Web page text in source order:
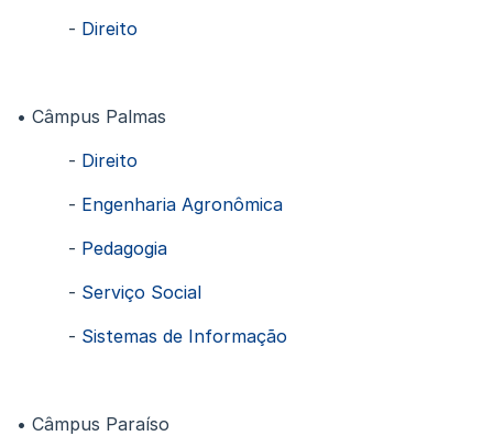
- Direito
• Câmpus Palmas
- Direito
- Engenharia Agronômica
- Pedagogia
- Serviço Social
- Sistemas de Informação
• Câmpus Paraíso